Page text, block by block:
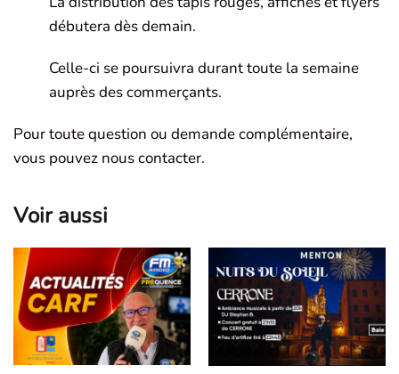
débutera dès demain.
Celle-ci se poursuivra durant toute la semaine
auprès des commerçants.
Pour toute question ou demande complémentaire,
vous pouvez nous contacter.
Voir aussi